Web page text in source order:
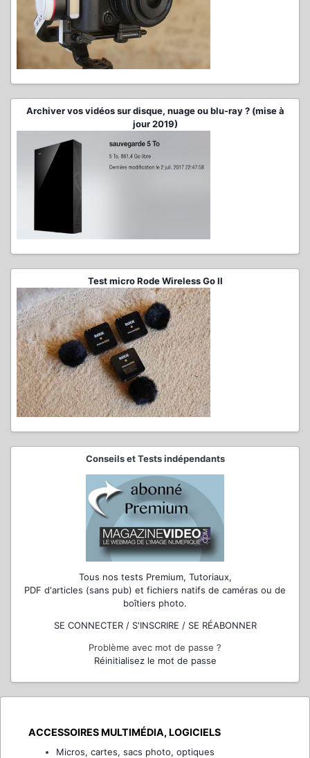
Archiver vos vidéos sur disque, nuage ou blu-ray ? (mise à
jour 2019)
Test micro Rode Wireless Go II
Conseils et Tests indépendants
Tous nos tests Premium, Tutoriaux,
PDF d'articles (sans pub) et fichiers natifs de caméras ou de
boîtiers photo.
SE CONNECTER / S'INSCRIRE / SE RÉABONNER
Problème avec mot de passe ?
Réinitialisez le mot de passe
ACCESSOIRES MULTIMÉDIA, LOGICIELS
Micros, cartes, sacs photo, optiques